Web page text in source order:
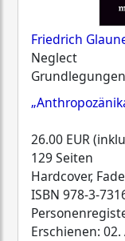
Friedrich
Neglect
26.00 EUR
129 Seiten
Hardcover,
ISBN 978-3-
Erschienen: